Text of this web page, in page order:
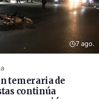
7 ago.
temeraria de
continúa